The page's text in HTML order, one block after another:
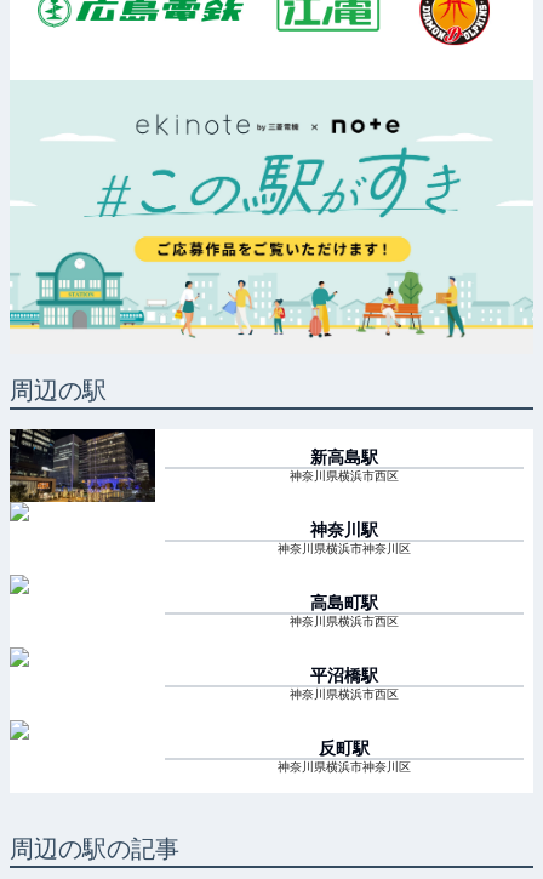
周辺の駅
新高島駅
神奈川県横浜市西区
神奈川 駅
神奈川県横浜市神奈川区
高島町駅
神奈川県横浜市西区
平沼橋駅
神奈川県横浜市西区
反町駅
神奈川県横浜市神奈川区
周辺の駅の記事